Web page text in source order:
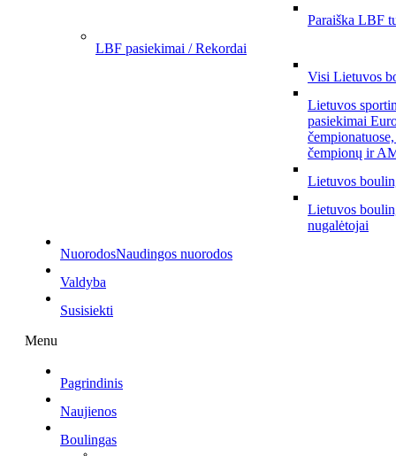
Paraiška LBF
LBF pasiekimai / Rekordai
Visi Lietuvos
Lietuvos
pasiekimai
čempionų ir
Lietuvos
Lietuvos
nugalėtojai
NuorodosNaudingos nuorodos
Valdyba
Susisiekti
Menu
Pagrindinis
Naujienos
Boulingas